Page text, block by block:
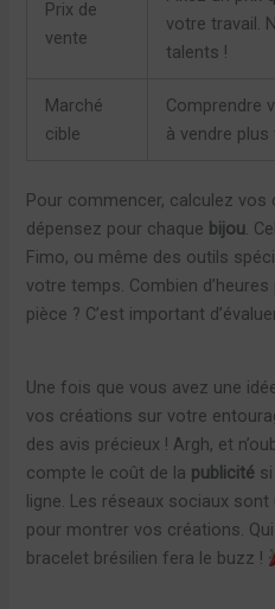
Prix de
vente
votre travail.
talents !
Marché
cible
Comprendre
à vendre plus
Pour commencer, calculez
dépensez pour chaque bijou.
Fimo, ou même des outils
votre temps. Combien
pièce ? C’est important
Une fois que vous avez une
vos créations sur votre
des avis précieux ! Argh, et
compte le coût de la publicité
ligne. Les réseaux sociaux
pour montrer vos créations.
bracelet brésilien fera le buzz !